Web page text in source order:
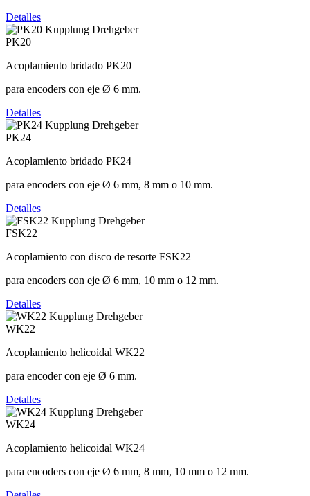
Detalles
PK20
Acoplamiento bridado PK20
para encoders con eje Ø 6 mm.
Detalles
PK24
Acoplamiento bridado PK24
para encoders con eje Ø 6 mm, 8 mm o 10 mm.
Detalles
FSK22
Acoplamiento con disco de resorte FSK22
para encoders con eje Ø 6 mm, 10 mm o 12 mm.
Detalles
WK22
Acoplamiento helicoidal WK22
para encoder con eje Ø 6 mm.
Detalles
WK24
Acoplamiento helicoidal WK24
para encoders con eje Ø 6 mm, 8 mm, 10 mm o 12 mm.